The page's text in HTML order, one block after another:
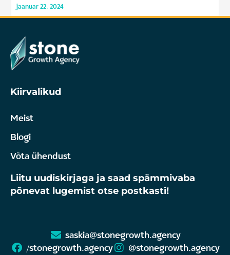
jaanuar 22, 2024
Kiirvalikud
Meist
Blogi
Võta ühendust
Liitu uudiskirjaga ja saad spämmivaba
põnevat lugemist otse postkasti!
saskia@stonegrowth.agency
/stonegrowth.agency
@stonegrowth.agency